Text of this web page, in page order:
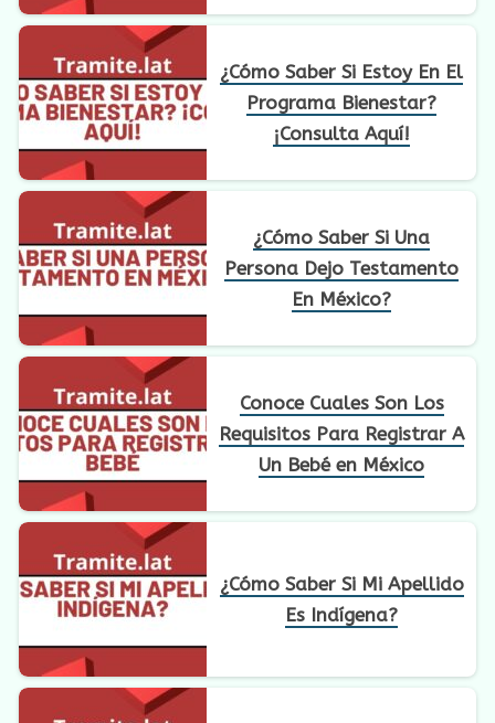
¿Cómo Saber Si Estoy En El
Programa Bienestar?
¡Consulta Aquí!
¿Cómo Saber Si Una
Persona Dejo Testamento
En México?
Conoce Cuales Son Los
Requisitos Para Registrar A
Un Bebé en México
¿Cómo Saber Si Mi Apellido
Es Indígena?